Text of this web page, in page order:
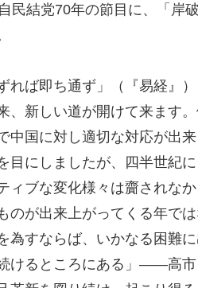
民結党70年の節目に、「岸
れば即ち通ず」（『易経』
、新しい道が開けて来ます
中国に対し適切な対応が出
目にしましたが、四半世紀
ィブな変化様々は齎されな
のが出来上がってくる年で
為すならば、いかなる困難
けるところにある」――高